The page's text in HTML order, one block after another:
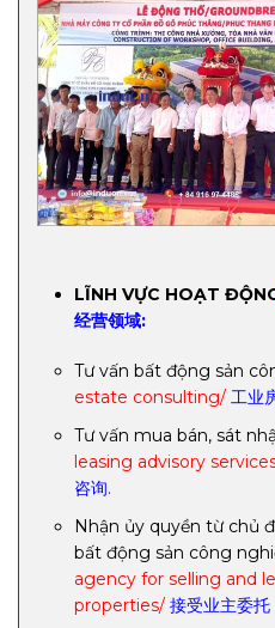
LĨNH VỰC HOẠT
经营领域:
Tư vấn bất động sản
estate consulting/ 工业
Tư vấn mua bán, sát
leasing advisory
咨询.
Nhận ủy quyền từ chủ
bất động sản công
agency for selling and
properties/ 接受业主委